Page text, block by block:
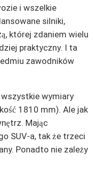
i wszelkie
silniki,
której zdaniem wielu
praktyczny. I ta
zawodników
wymiary
1810 mm). Ale jak
Mając
SUV-a, tak że trzeci
Ponadto nie zależy